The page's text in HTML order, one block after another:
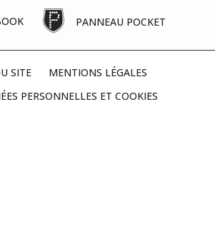
PANNEAU POCKET
SITE
MENTIONS LÉGALES
PERSONNELLES ET COOKIES